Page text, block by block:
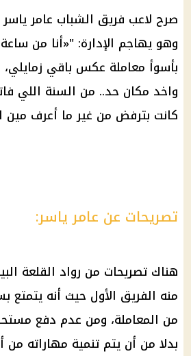
صرح لاعب فريق الشباب عامر
وهو يهاجم الإدارة: "«أنا من
بأسوأ معاملة عكس باقي
واخد مكان حد.. من السنة اللي
كانت بترفض من غير ما أعرف مين
تصريحات عن عامر ياسر:
هناك تصريحات من رواد القلعة
منه الفريق الأول حيث أنه
من المعاملة، ومن عدم دفع
بدلا من أن يتم تنمية مهاراته